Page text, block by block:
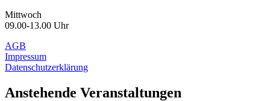
Mittwoch
09.00-13.00 Uhr
AGB
Impressum
Datenschutzerklärung
Anstehende Veranstaltungen